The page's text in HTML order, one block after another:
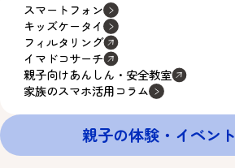
スマートフォン
キッズケータイ
フィルタリング
イマドコサーチ
親子向けあんしん・安全教室
家族のスマホ活用コラム
親子の体験・イベント